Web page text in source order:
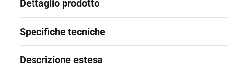
Dettaglio prodotto
Specifiche tecniche
Descrizione estesa